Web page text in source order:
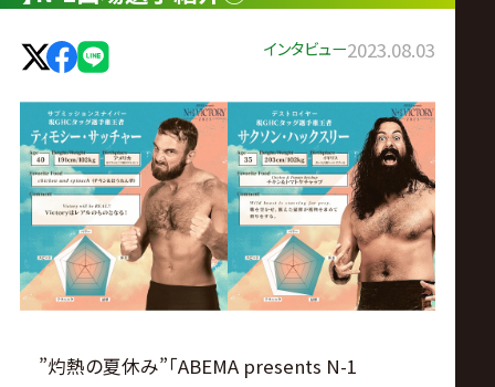
レ
ス
リ
ン
グ・
インタビュー2023.08.03
”灼熱の夏休み”「ABEMA presents N-1